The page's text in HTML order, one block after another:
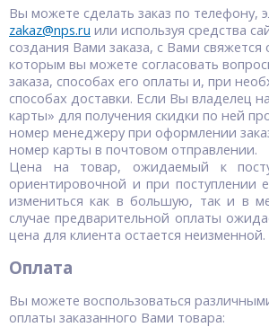
Вы можете сделать заказ по телефону,
zakaz@nps.ru или используя средства
создания Вами заказа, с Вами свяжется
которым вы можете согласовать
заказа, способах его оплаты и, при
способах доставки. Если Вы владелец
карты» для получения скидки по ней
номер менеджеру при оформлении
номер карты в почтовом отправлении.
Цена на товар, ожидаемый к
ориентировочной и при поступлении
измениться как в большую, так и в
случае предварительной оплаты
цена для клиента остается неизменной.
Оплата
Вы можете воспользоваться
оплаты заказанного Вами товара: